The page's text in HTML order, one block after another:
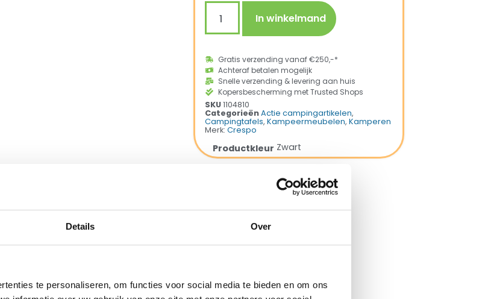
Details Over
te personaliseren, om functies voor social media te bieden en om ons
te gebruiken als dienblad.
In winkelmand
Gratis verzending vanaf €250,-*
Achteraf betalen mogelijk
Snelle verzending & levering aan huis
Kopersbescherming met Trusted Shops
SKU1104810
CategorieënActie campingartikelen,
Campingtafels, Kampeermeubelen, Kamperen
Merk: Crespo
Productkleur Zwart